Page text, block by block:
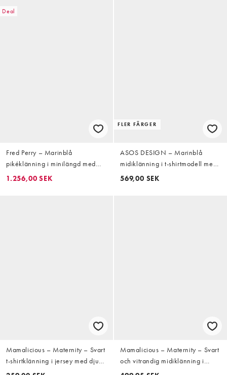
Deal
Fred Perry – Marinblå
pikéklänning i minilängd med
vita och persikofärgade
1.256,00 SEK
FLER FÄRGER
ASOS DESIGN – Marinblå
midiklänning i t-shirtmodell med
sänkt midja
569,00 SEK
Mamalicious – Maternity – Svart
t-shirtklänning i jersey med djup
halsringning
Mamalicious – Maternity – Svart
och vitrandig midiklänning i
jacquardvävd jersey med